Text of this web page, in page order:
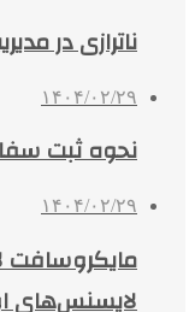
ناترازی در
۱۴۰۴/۰۲/۲۹
نحوه ثبت
۱۴۰۴/۰۲/۲۹
مایکروسافت
لایسنس‌های